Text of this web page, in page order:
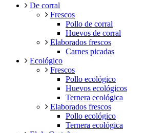
De corral
Frescos
Pollo de corral
Huevos de corral
Elaborados frescos
Carnes picadas
Ecológico
Frescos
Pollo ecológico
Huevos ecológicos
Ternera ecológica
Elaborados frescos
Pollo ecológico
Ternera ecológica